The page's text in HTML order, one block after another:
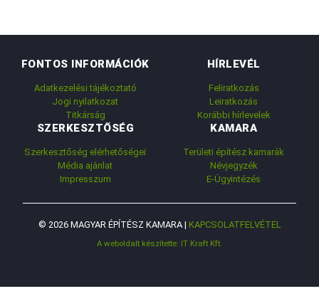
FONTOS INFORMÁCIÓK
Adatkezelési tájékoztató
Jogi nyilatkozat
Titkárság
HÍRLEVÉL
Feliratkozás
Leiratkozás
Korábbi hírlevelek
SZERKESZTŐSÉG
Szerkesztőség elérhetőségei
Média ajánlat
Impresszum
KAMARA
Területi építész kamarák
Névjegyzék
E-Ügyintézés
© 2026 MAGYAR ÉPÍTÉSZ KAMARA | KAPCSOLATFELVÉTEL
A weboldalt készítette: IT Kraft Kft.